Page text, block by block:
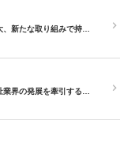
、新たな取り組みで持…
界の発展を牽引する…